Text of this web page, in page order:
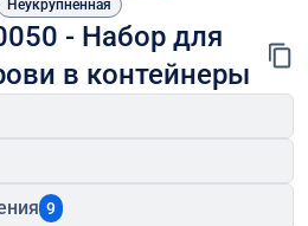
Неукрупненная
- Набор для
в контейнеры
9